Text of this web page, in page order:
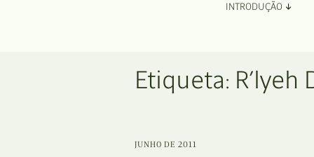
INTRODUÇÃO
Organização
Etiqueta: R’lyeh
JUNHO DE 2011